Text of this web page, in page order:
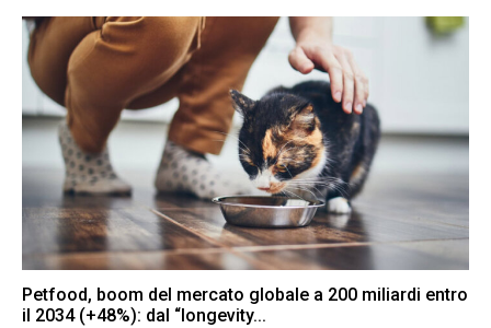
Petfood, boom del mercato globale a 200 miliardi entro
il 2034 (+48%): dal “longevity...